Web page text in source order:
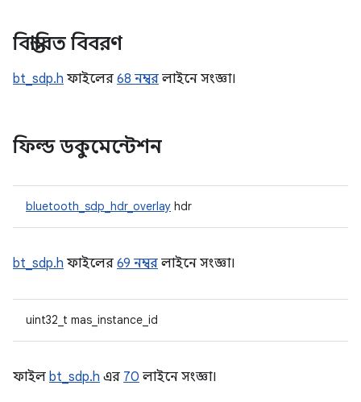
বিস্তারিত বিবরণ
bt_sdp.h ফাইলের 68 নম্বর লাইনে সংজ্ঞা।
ফিল্ড ডকুমেন্টেশন
bluetooth_sdp_hdr_overlay hdr
bt_sdp.h ফাইলের 69 নম্বর লাইনে সংজ্ঞা।
uint32_t mas_instance_id
ফাইল bt_sdp.h এর 70 লাইনে সংজ্ঞা।